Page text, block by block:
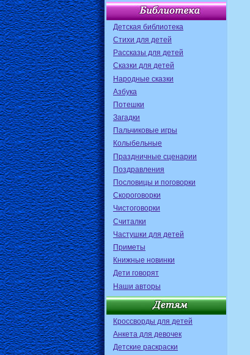
Детская библиотека
Стихи для детей
Рассказы для детей
Сказки для детей
Народные сказки
Азбука
Потешки
Загадки
Пальчиковые игры
Колыбельные
Праздничные сценарии
Поздравления
Пословицы и поговорки
Скороговорки
Чистоговорки
Считалки
Частушки для детей
Приметы
Книжные новинки
Дети говорят
Наши авторы
Кроссворды для детей
Анкета для девочек
Детские раскраски